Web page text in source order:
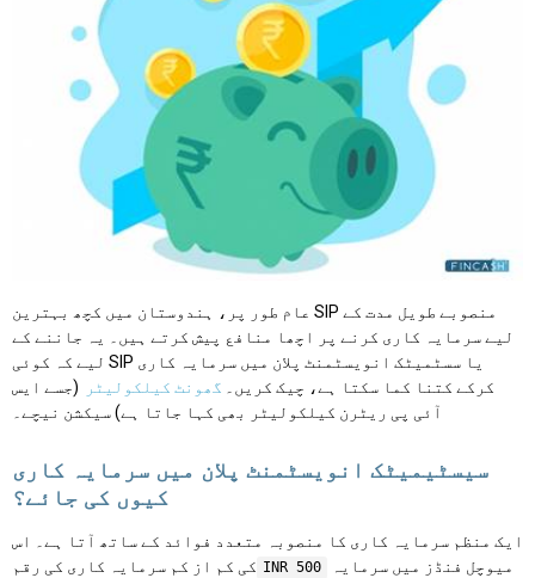
عام طور پر، ہندوستان میں کچھ بہترین SIP منصوبے طویل مدت کے
لیے سرمایہ کاری کرنے پر اچھا منافع پیش کرتے ہیں۔ یہ جاننے کے
لیے کہ کوئی SIP یا سسٹمیٹک انویسٹمنٹ پلان میں سرمایہ کاری
کرکے کتنا کما سکتا ہے، چیک کریں۔ گھونٹ کیلکولیٹر
(جسے ایس
آئی پی ریٹرن کیلکولیٹر بھی کہا جاتا ہے) سیکشن نیچے۔
سیسٹیمیٹک انویسٹمنٹ پلان میں سرمایہ کاری
کیوں کی جائے؟
ایک منظم سرمایہ کاری کا منصوبہ متعدد فوائد کے ساتھ آتا ہے۔ اس
کی کم از کم سرمایہ کاری کی رقم INR 500